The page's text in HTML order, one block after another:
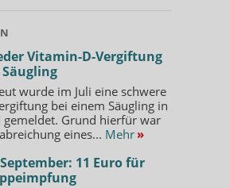
Vitamin-D-Vergiftung
Säugling
wurde im Juli eine schwere
bei einem Säugling in
gemeldet. Grund hierfür war
eines... Mehr »
11 Euro für